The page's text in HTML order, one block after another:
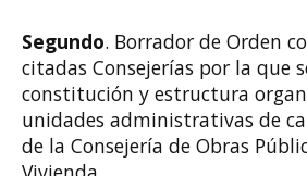
Segundo. Borrador de Orden
citadas Consejerías por la que
constitución y estructura
unidades administrativas de
de la Consejería de Obras